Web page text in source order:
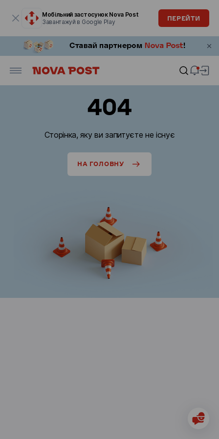
Мобільний застосунок Nova Post
Завантажуй в Google Play
ПЕРЕЙТИ
404
Сторінка, яку ви запитуєте не існує
НА ГОЛОВНУ